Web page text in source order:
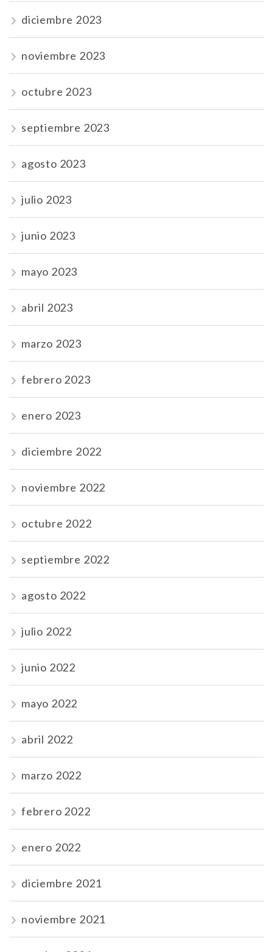
diciembre 2023
noviembre 2023
octubre 2023
septiembre 2023
agosto 2023
julio 2023
junio 2023
mayo 2023
abril 2023
marzo 2023
febrero 2023
enero 2023
diciembre 2022
noviembre 2022
octubre 2022
septiembre 2022
agosto 2022
julio 2022
junio 2022
mayo 2022
abril 2022
marzo 2022
febrero 2022
enero 2022
diciembre 2021
noviembre 2021